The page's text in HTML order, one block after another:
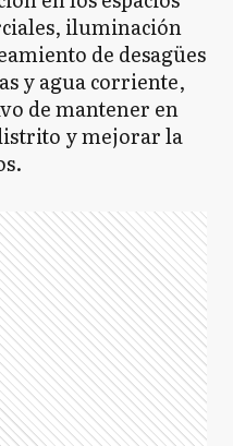
iluminación
de desagües
y agua corriente,
de mantener en
y mejorar la